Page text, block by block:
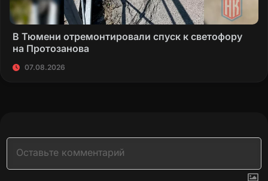
В Тюмени отремонтировали спуск к светофору
на Протозанова
07.08.2026